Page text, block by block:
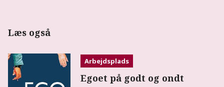
Læs også
Arbejdsplads
Egoet på godt og ondt